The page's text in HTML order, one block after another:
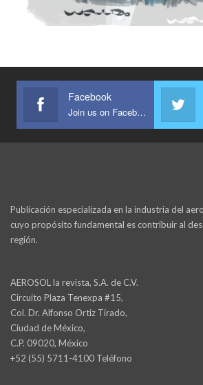
Facebook
Join us on Facebook
Publicación especializada en la industria del
cuyo propósito fundamental es contribuir al
región.
AEROSOL la revista, S.A. de C.V.
Circuito Plaza Tenexpa #15,
Col. Dr. Alfonso Ortiz Tirado,
Ciudad de México,
C.P. 09020, México
+52 (55) 5711-4100 Teléfono